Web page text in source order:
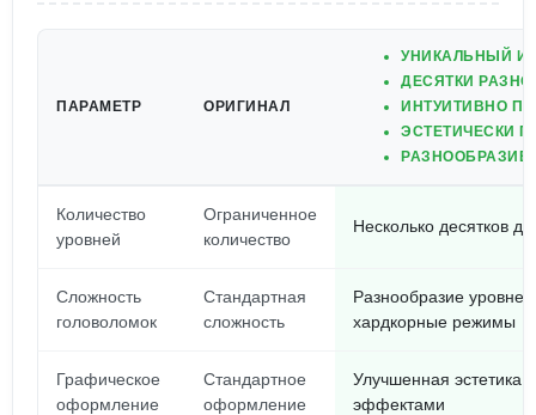
ПАРАМЕТР ОРИГИНАЛ
УНИКАЛЬНЫЙ
ДЕСЯТКИ
ИНТУИТИВНО
ЭСТЕТИЧЕСКИ
РАЗНООБРАЗИЕ
Количество
уровней
Ограниченное
количество
Несколько десятков
Сложность
головоломок
Стандартная
сложность
Разнообразие
хардкорные режимы
Графическое
оформление
Стандартное
оформление
Улучшенная эстетика
эффектами